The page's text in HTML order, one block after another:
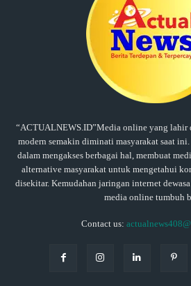
“ACTUALNEWS.ID”Media online yang lahir
modern semakin diminati masyarakat saat
dalam mengakses berbagai hal, membuat
alternative masyarakat untuk mengetahui
disekitar. Kemudahan jaringan internet
media online tumbuh
Contact us: